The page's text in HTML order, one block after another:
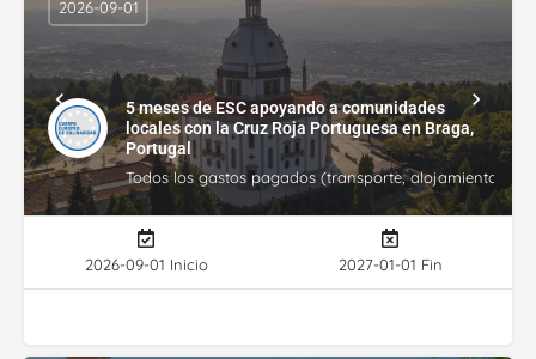
5 meses de ESC apoyando a comunidades
locales con la Cruz Roja Portuguesa en Braga,
Portugal
Todos los gastos pagados (transporte, alojamiento,
2026-09-01
2026-09-01 Inicio 2027-01-01 Fin